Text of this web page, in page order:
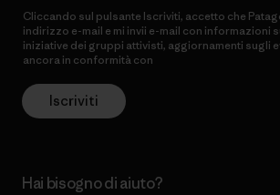
Cliccando sul pulsante Iscriviti, accetto che
indirizzo e-mail e mi invii e-mail con informazioni
iniziative dei gruppi attivisti, aggiornamenti sugli
ancora in conformità con
Iscriviti
Hai bisogno di aiuto?